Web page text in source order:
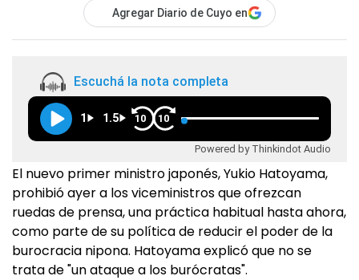
Agregar Diario de Cuyo en
Escuchá la nota completa
1 1.5 10 10
Powered by Thinkindot Audio
El nuevo primer ministro japonés, Yukio Hatoyama,
prohibió ayer a los viceministros que ofrezcan
ruedas de prensa, una práctica habitual hasta ahora,
como parte de su política de reducir el poder de la
burocracia nipona. Hatoyama explicó que no se
trata de "un ataque a los burócratas".